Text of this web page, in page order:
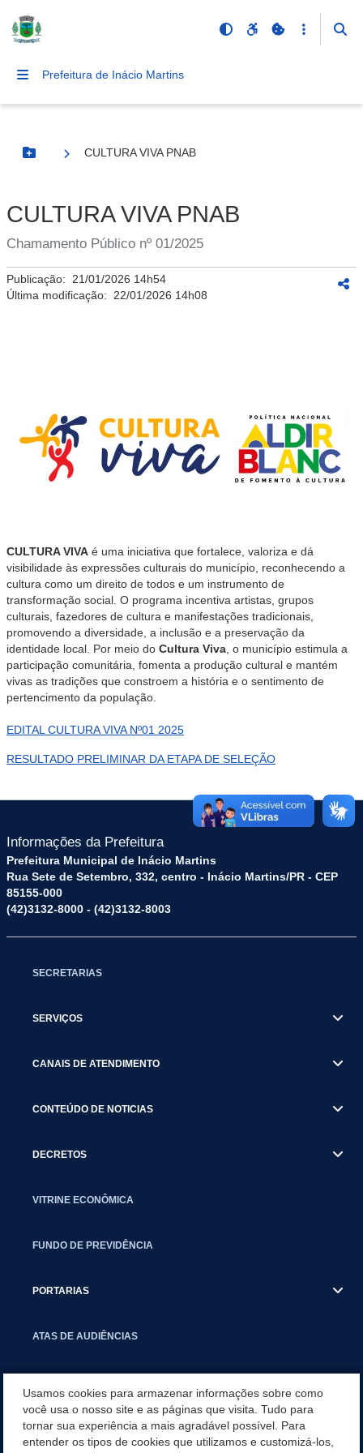
Prefeitura de Inácio Martins
Botão Menu
CULTURA VIVA PNAB
CULTURA VIVA PNAB
Chamamento Público nº 01/2025
Publicação: 21/01/2026 14h54
Última modificação: 22/01/2026 14h08
CULTURA VIVA é uma iniciativa que fortalece, valoriza e dá
visibilidade às expressões culturais do município, reconhecendo a
cultura como um direito de todos e um instrumento de
transformação social. O programa incentiva artistas, grupos
culturais, fazedores de cultura e manifestações tradicionais,
promovendo a diversidade, a inclusão e a preservação da
identidade local. Por meio do Cultura Viva , o município estimula a
participação comunitária, fomenta a produção cultural e mantém
vivas as tradições que constroem a história e o sentimento de
pertencimento da população.
EDITAL CULTURA VIVA Nº01 2025
RESULTADO PRELIMINAR DA ETAPA DE SELEÇÃO
Informações da Prefeitura
Prefeitura Municipal de Inácio Martins
Rua Sete de Setembro, 332, centro - Inácio Martins/PR - CEP
85155-000
(42)3132-8000 - (42)3132-8003
SECRETARIAS
SERVIÇOS
CANAIS DE ATENDIMENTO
CONTEÚDO DE NOTICIAS
DECRETOS
VITRINE ECONÔMICA
FUNDO DE PREVIDÊNCIA
PORTARIAS
ATAS DE AUDIÊNCIAS
INCENTIVOS PÚBLICOS À PROJETOS CULTURAIS - INÁCIO
MARTINS PR
Usamos cookies para armazenar informações sobre como
você usa o nosso site e as páginas que visita. Tudo para
tornar sua experiência a mais agradável possível. Para
entender os tipos de cookies que utilizamos e customizá-los,